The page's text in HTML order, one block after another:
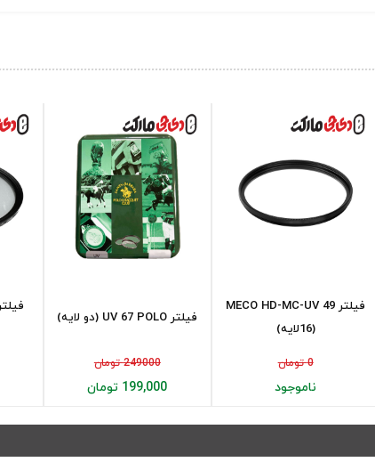
فیلتر UV 67 POLO (دو لایه)
249000 تومان
199,000 تومان
فیلتر 49 MECO HD-MC-UV
(16لایه)
0 تومان
ناموجود